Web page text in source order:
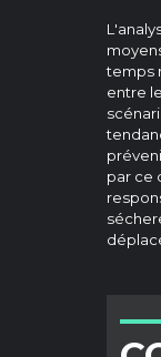
temps
entre
par ce